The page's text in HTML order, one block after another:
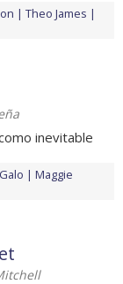
Theo James
inevitable
Maggie